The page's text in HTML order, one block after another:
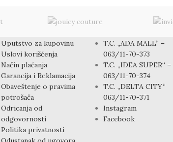
LINKOVI
Uputstvo za kupovinu
Uslovi korišćenja
Način plaćanja
Garancija i Reklamacija
Obaveštenje o pravima
potrošača
Odricanja od
odgovornosti
Politika privatnosti
T.C. „ADA MALL“ –
063/11-70-373
T.C. „IDEA SUPER“ –
063/11-70-374
T.C. „DELTA CITY“
063/11-70-371
Instagram
Facebook